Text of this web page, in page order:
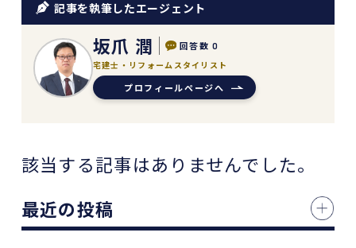
記事を執筆したエージェント
坂爪 潤 回答数 0
宅建士・リフォームスタイリスト
プロフィールページへ
該当する記事はありませんでした。
最近の投稿